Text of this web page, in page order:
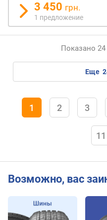
3 450 грн.
1 предложение
Показано
еще
1 2 3
11
Возможно, вас